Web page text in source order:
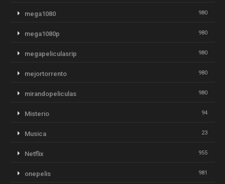
mega1080 980
mega1080p 980
megapeliculasrip 980
mejortorrento 980
mirandopeliculas 980
Misterio 94
Musica 23
Netflix 955
onepelis 981